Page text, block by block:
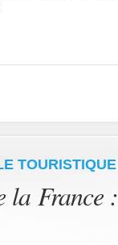
TOURISTIQUE
la France